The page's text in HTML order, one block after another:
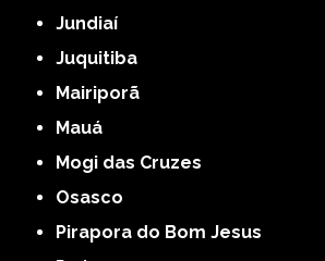
Jundiaí
Juquitiba
Mairiporã
Mauá
Mogi das Cruzes
Osasco
Pirapora do Bom Jesus